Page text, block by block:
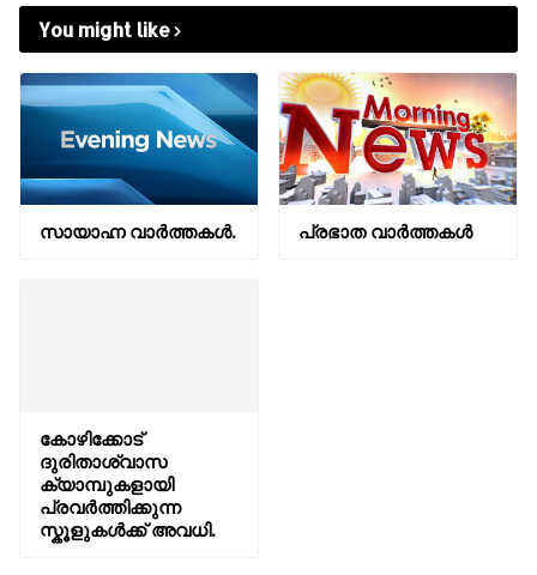
You might like
സായാഹ്ന വാര്‍ത്തകള്‍. പ്രഭാത വാർത്തകൾ
കോഴിക്കോട്
ദുരിതാശ്വാസ
ക്യാമ്പുകളായി
പ്രവർത്തിക്കുന്ന
സ്കൂളുകൾക്ക് അവധി.